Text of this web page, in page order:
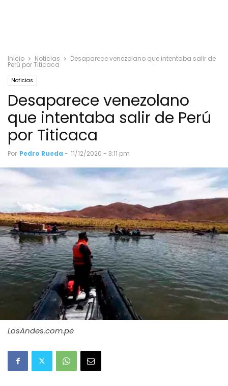
Inicio Noticias Desaparece venezolano que intentaba salir de
Perú por Titicaca
Noticias
Desaparece venezolano
que intentaba salir de Perú
por Titicaca
Por Pedro Rueda - 11/12/2020 - 3:11 pm
LosAndes.com.pe